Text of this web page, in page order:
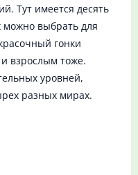
Тут имеется десять
можно выбрать для
гонки
взрослым тоже.
уровней,
разных мирах.